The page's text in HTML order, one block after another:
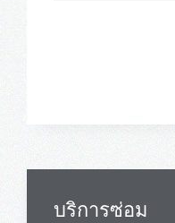
บริการซ่อม